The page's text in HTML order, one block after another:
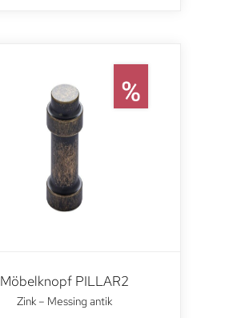
Möbelknopf PILLAR2
Zink – Messing antik